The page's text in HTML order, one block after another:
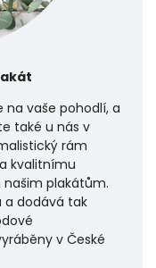
na vaše pohodlí, a
také u nás v
rám
kvalitnímu
plakátům.
a dodává tak
v České